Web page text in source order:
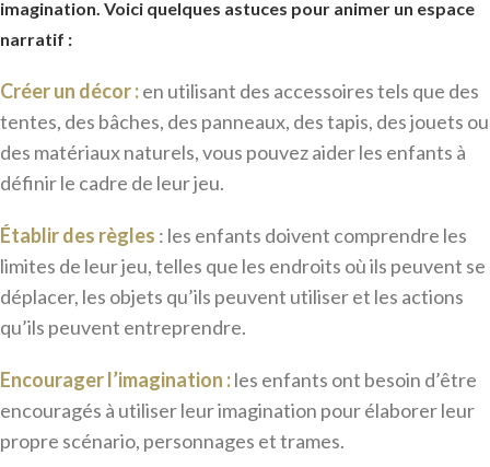
imagination. Voici quelques astuces pour animer un espace
narratif :
Créer un décor :en utilisant des accessoires tels que des
tentes, des bâches, des panneaux, des tapis, des jouets ou
des matériaux naturels, vous pouvez aider les enfants à
définir le cadre de leur jeu.
Établir des règles : les enfants doivent comprendre les
limites de leur jeu, telles que les endroits où ils peuvent se
déplacer, les objets qu’ils peuvent utiliser et les actions
qu’ils peuvent entreprendre.
Encourager l’imagination :les enfants ont besoin d’être
encouragés à utiliser leur imagination pour élaborer leur
propre scénario, personnages et trames.